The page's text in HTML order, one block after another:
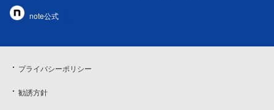
note公式
プライバシーポリシー
勧誘方針